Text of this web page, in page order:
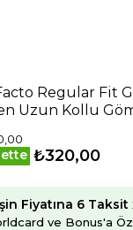
Regular Fit
Uzun Kollu
₺320,00
Fiyatına 6 Taksit
ve Bonus'a